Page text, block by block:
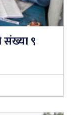
संख्या ९